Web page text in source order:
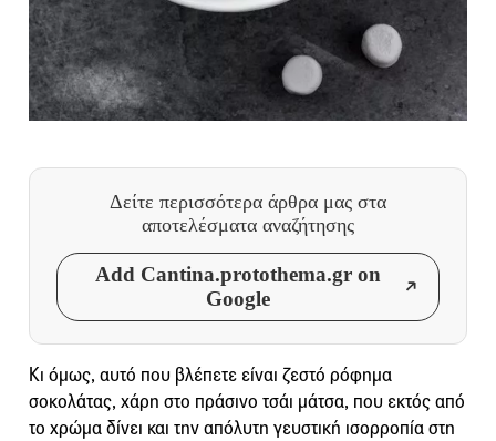
Δείτε περισσότερα άρθρα μας στα
αποτελέσματα αναζήτησης
Add Cantina.protothema.gr on
Google
Κι όμως, αυτό που βλέπετε είναι ζεστό ρόφημα
σοκολάτας, χάρη στο πράσινο τσάι μάτσα, που εκτός από
το χρώμα δίνει και την απόλυτη γευστική ισορροπία στη